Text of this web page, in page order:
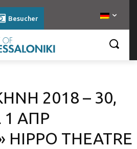
Besucher
2018 – 30,
1 ΑΠΡ
HIPPO THEATRE